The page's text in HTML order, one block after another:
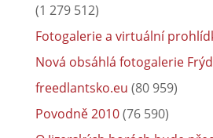
(1 279 512)
Fotogalerie a virtuální
Nová obsáhlá fotogalerie
freedlantsko.eu (80 959)
Povodně 2010(76 590)